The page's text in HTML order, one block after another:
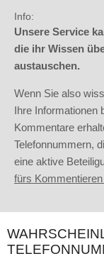
Info:
Unsere Service
die ihr Wissen
austauschen.
Wenn Sie also
Ihre Informationen
Kommentare
Telefonnummern,
eine aktive
fürs